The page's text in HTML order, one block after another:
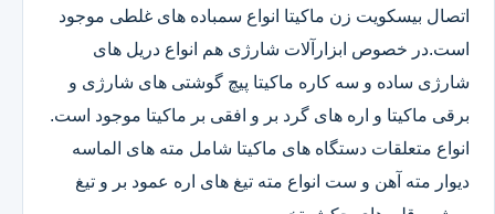
اتصال بیسکویت زن ماکیتا انواع سمباده های غلطی موجود
است.در خصوص ابزارآلات شارژی هم انواع دریل های
شارژی ساده و سه کاره ماکیتا پیچ گوشتی های شارژی و
برقی ماکیتا و اره های گرد بر و افقی بر ماکیتا موجود است.
انواع متعلقات دستگاه های ماکیتا شامل مته های الماسه
دیوار مته آهن و ست انواع مته تیغ های اره عمود بر و تیغ